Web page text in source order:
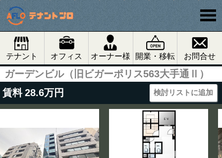
テナント オフィス オーナー様 開業・移転 お問合せ
ガーデンビル（旧ビガーポリス563大手通Ⅱ）
賃料 28.6万円 検討リストに追加